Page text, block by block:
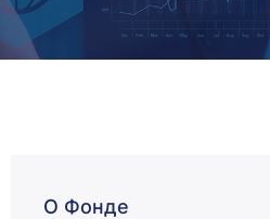
О Фонде